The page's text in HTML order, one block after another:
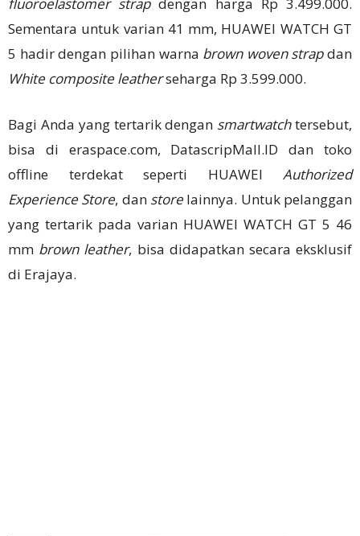
fluoroelastomer strapdengan harga Rp 3.499.000.
Sementara untuk varian 41 mm, HUAWEI WATCH GT
5 hadir dengan pilihan warna brown woven strapdan
White composite leatherseharga Rp 3.599.000.
Bagi Anda yang tertarik dengan smartwatchtersebut,
bisa di eraspace.com, DatascripMall.ID dan toko
offline terdekat seperti HUAWEI Authorized
Experience Store, dan store lainnya. Untuk pelanggan
yang tertarik pada varian HUAWEI WATCH GT 5 46
mm brown leather, bisa didapatkan secara eksklusif
di Erajaya.